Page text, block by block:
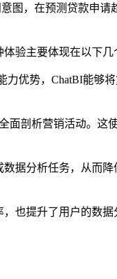
图，在预测贷款申请
验主要体现在以下几
优势，ChatBI能够
剖析营销活动。这使
据分析任务，从而
也提升了用户的数